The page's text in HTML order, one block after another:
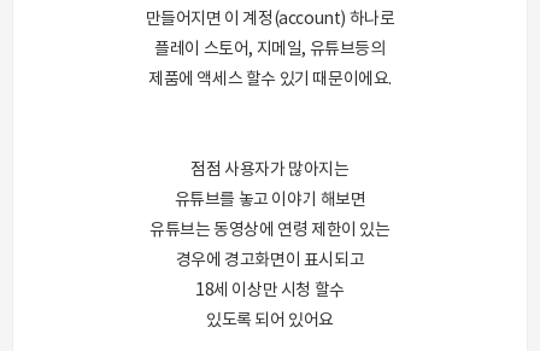
만들어지면 이 계정(account) 하나로
플레이 스토어, 지메일, 유튜브등의
제품에 액세스 할수 있기 때문이에요.
점점 사용자가 많아지는
유튜브를 놓고 이야기 해보면
유튜브는 동영상에 연령 제한이 있는
경우에 경고화면이 표시되고
18세 이상만 시청 할수
있도록 되어 있어요